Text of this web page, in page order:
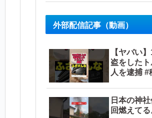
外部配信記事（動画）
【ヤバい
盗をした
日本の神
回燃えてる